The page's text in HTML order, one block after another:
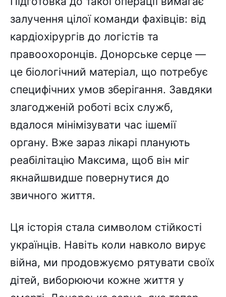
залучення цілої команди фахівців: від
кардіохірургів до логістів та
правоохоронців. Донорське серце —
це біологічний матеріал, що потребує
специфічних умов зберігання. Завдяки
злагодженій роботі всіх служб,
вдалося мінімізувати час ішемії
органу. Вже зараз лікарі планують
реабілітацію Максима, щоб він міг
якнайшвидше повернутися до
звичного життя.
Ця історія стала символом стійкості
українців. Навіть коли навколо вирує
війна, ми продовжуємо рятувати своїх
дітей, виборюючи кожне життя у